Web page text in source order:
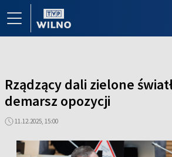
Rządzący dali zielone
demarsz opozycji
11.12.2025, 15:00